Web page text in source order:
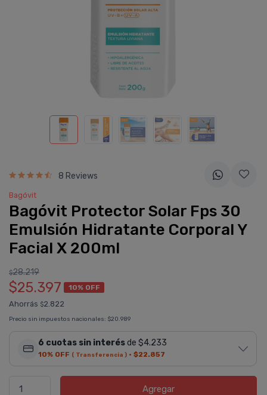
8 Reviews
Bagóvit
Bagóvit Protector Solar Fps 30
Emulsión Hidratante Corporal Y
Facial X 200ml
$28.219
$25.397 10% OFF
Ahorrás $2.822
Precio sin impuestos nacionales: $20.989
6 cuotas sin interésde $4.233
10% OFF ( Transferencia ) · $22.857
Agregar